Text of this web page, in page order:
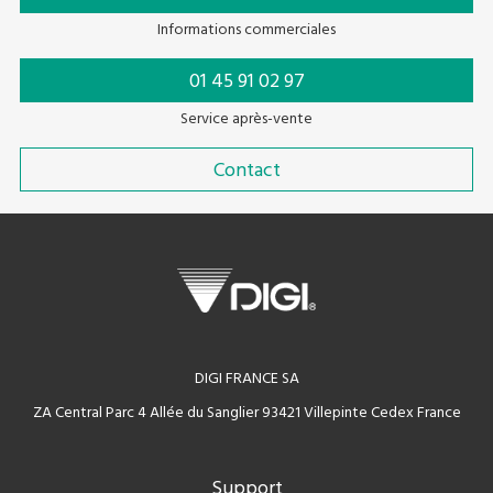
Informations commerciales
01 45 91 02 97
Service après-vente
Contact
DIGI FRANCE SA
ZA Central Parc 4 Allée du Sanglier 93421 Villepinte Cedex France